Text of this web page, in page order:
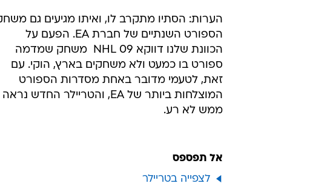
הערות: הסתיו מתקרב לו, ואיתו מגיעים גם
הספורט השנתיים של חברת EA. הפעם על
הכוונת שלנו דווקא NHL 09  משחק שמדמה
ספורט בו כמעט ולא משחקים בארץ, הוקי. עם
זאת, לטעמי מדובר באחת מסדרות הספורט
המוצלחות ביותר של EA, והטריילר החדש נראה
ממש לא רע.
אל תפספס
לצפייה בטריילר